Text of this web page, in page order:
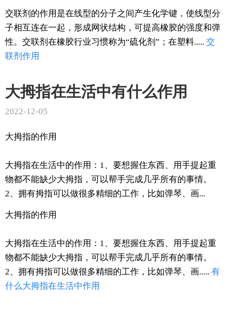
交联剂的作用是在线型的分子之间产生化学键，使线型分
子相互连在一起，形成网状结构，可提高橡胶的强度和弹
性。交联剂在橡胶行业习惯称为“硫化剂”；在塑料..... 交
联剂 作用
大拇指在生活中有什么作用
2022-12-05
大拇指的作用
大拇指在生活中的作用：1、要想握住东西、用手提起重
物都不能缺少大拇指，可以帮手完成几乎所有的事情。
2、拥有拇指可以做很多精细的工作，比如弹琴、画...
大拇指的作用
大拇指在生活中的作用：1、要想握住东西、用手提起重
物都不能缺少大拇指，可以帮手完成几乎所有的事情。
2、拥有拇指可以做很多精细的工作，比如弹琴、画..... 有
什么大拇指在生活中作用